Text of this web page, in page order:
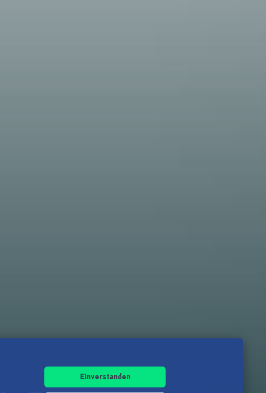
Einverstanden